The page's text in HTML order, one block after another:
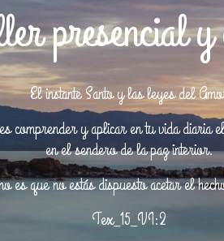
presencial y
El instante Santo y las leyes del
y aplicar en tu vida diaria
en el sendero de la paz interior.
es que no estás dispuesto acetar el
Tex_15_VI:2